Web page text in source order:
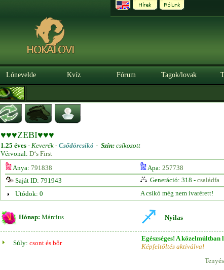
Lónevelde Kvíz Fórum Tagok/lovak
♥♥♥ZEBI♥♥♥
1.25 éves - Keverék - Csődörcsikó - Szín: csíkozott
Vérvonal: D‘s First
Anya: 791838 Apa: 257738
Saját ID: 791943
Generáció: 318 - családfa
Utódok: 0
A csikó még nem ivarérett!
Hónap: Március Nyilas
Súly: csont és bőr
Egészséges! A közelmúltban
Képfeltöltés aktiválva!